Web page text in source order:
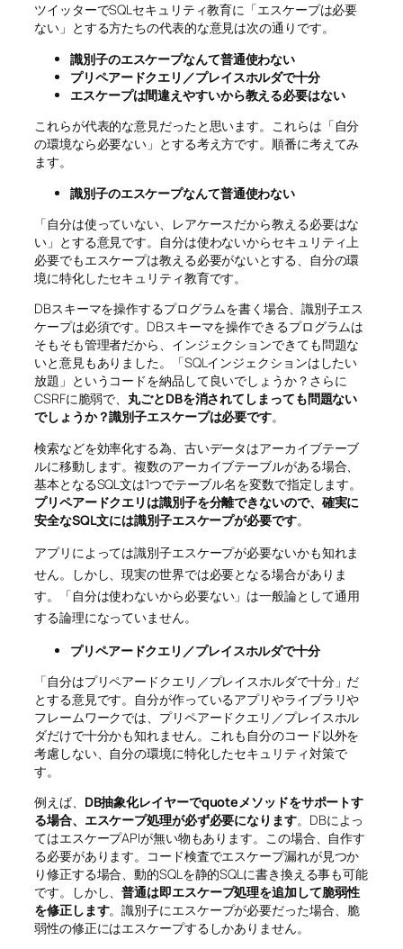
ツイッターでSQLセキュリティ教育に「エスケープは必要
ない」とする方たちの代表的な意見は次の通りです。
識別子のエスケープなんて普通使わない
プリペアードクエリ／プレイスホルダで十分
エスケープは間違えやすいから教える必要はない
これらが代表的な意見だったと思います。これらは「自分
の環境なら必要ない」とする考え方です。順番に考えてみ
ます。
識別子のエスケープなんて普通使わない
「自分は使っていない、レアケースだから教える必要はな
い」とする意見です。自分は使わないからセキュリティ上
必要でもエスケープは教える必要がないとする、自分の環
境に特化したセキュリティ教育です。
DBスキーマを操作するプログラムを書く場合、識別子エス
ケープは必須です。DBスキーマを操作できるプログラムは
そもそも管理者だから、インジェクションできても問題な
いと意見もありました。「SQLインジェクションはしたい
放題」というコードを納品して良いでしょうか？さらに
CSRFに脆弱で、 丸ごとDBを消されてしまっても問題ない
でしょうか？識別子エスケープは必要です。
検索などを効率化する為、古いデータはアーカイブテーブ
ルに移動します。複数のアーカイブテーブルがある場合、
基本となるSQL文は1つでテーブル名を変数で指定します。
プリペアードクエリは識別子を分離できないので、確実に
安全なSQL文には識別子エスケープが必要です。
アプリによっては識別子エスケープが必要ないかも知れま
せん。しかし、現実の世界では必要となる場合がありま
す。
「自分は使わないから必要ない」は一般論として通用
する論理になっていません。
プリペアードクエリ／プレイスホルダで十分
「自分はプリペアードクエリ／プレイスホルダで十分」だ
とする意見です。自分が作っているアプリやライブラリや
フレームワークでは、プリペアードクエリ／プレイスホル
ダだけで十分かも知れません。これも自分のコード以外を
考慮しない、自分の環境に特化したセキュリティ対策で
す。
例えば、 DB抽象化レイヤーでquoteメソッドをサポートす
る場合、エスケープ処理が必ず必要になります。DBによっ
てはエスケープAPIが無い物もあります。この場合、自作す
る必要があります。コード検査でエスケープ漏れが見つか
り修正する場合、動的SQLを静的SQLに書き換える事も可能
です。しかし、普通は即エスケープ処理を追加して脆弱性
を修正します。識別子にエスケープが必要だった場合、脆
弱性の修正にはエスケープするしかありません。